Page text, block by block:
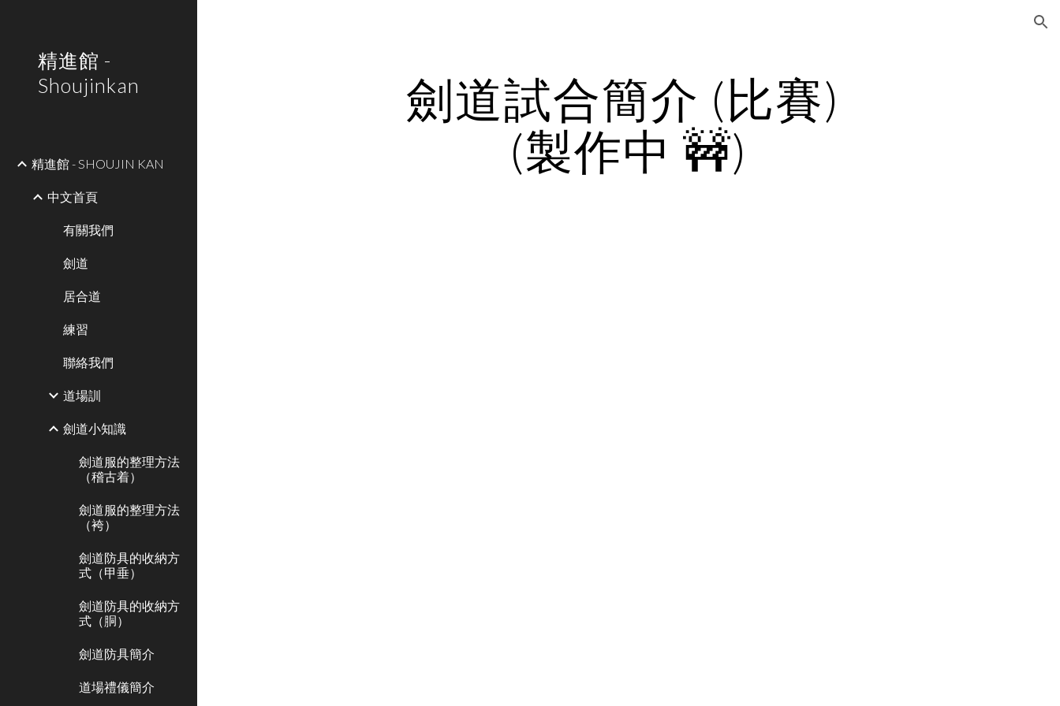
精進館 -
Shoujinkan
精進館 - SHOUJIN KAN
中文首頁
有關我們
劍道
居合道
練習
聯絡我們
道場訓
劍道小知識
劍道服的整理方法
（稽古着）
劍道服的整理方法
（袴）
劍道防具的收納方
式（甲垂）
劍道防具的收納方
式（胴）
劍道防具簡介
道場禮儀簡介
劍道試合簡介 (比賽)
(製作中 🚧)